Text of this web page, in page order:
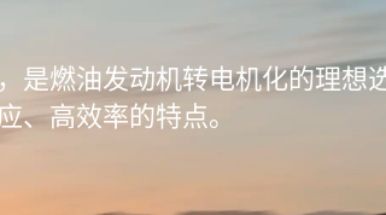
是燃油发动机转电机化的理想
、高效率的特点。